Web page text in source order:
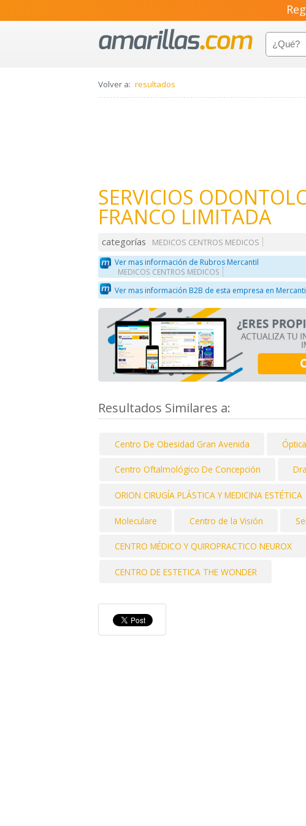
Volver a: resultados
SERVICIOS
FRANCO LIMITADA
categorías
MEDICOS CENTROS MEDICOS
Ver mas información de Rubros Mercantil
MEDICOS CENTROS MEDICOS
Ver mas información B2B de esta empresa en
Resultados Similares a:
Centro De Obesidad Gran Avenida
Centro Oftalmológico De Concepción
ORION CIRUGÍA PLÁSTICA Y MEDICINA ESTÉTICA
Moleculare Centro de la Visión
CENTRO MÉDICO Y QUIROPRACTICO NEUROX
CENTRO DE ESTETICA THE WONDER